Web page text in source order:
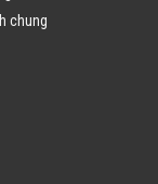
chung